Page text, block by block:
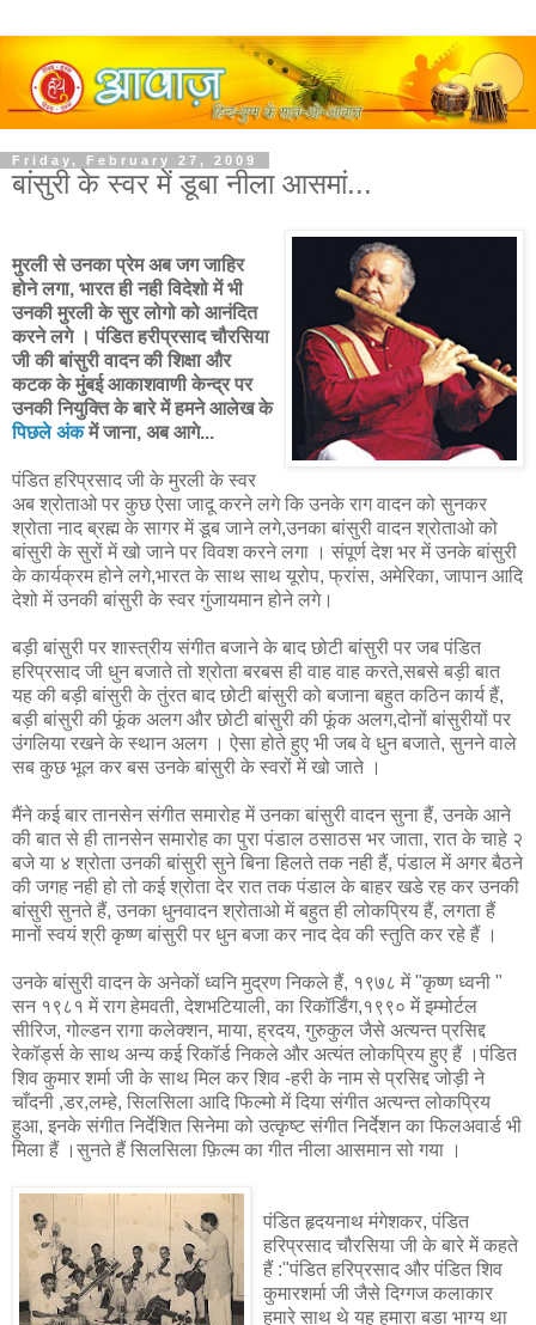
Friday, February 27, 2009
बांसुरी के स्वर में डूबा नीला आसमां...
मुरली से उनका प्रेम अब जग जाहिर
होने लगा, भारत ही नही विदेशो में भी
उनकी मुरली के सुर लोगो को आनंदित
करने लगे । पंडित हरीप्रसाद चौरसिया
जी की बांसुरी वादन की शिक्षा और
कटक के मुंबई आकाशवाणी केन्द्र पर
उनकी नियुक्ति के बारे में हमने आलेख के
पिछले अंकमें जाना, अब आगे...
पंडित हरिप्रसाद जी के मुरली के स्वर
अब श्रोताओ पर कुछ ऐसा जादू करने लगे कि उनके राग वादन को सुनकर
श्रोता नाद ब्रह्म के सागर में डूब जाने लगे,उनका बांसुरी वादन श्रोताओ को
बांसुरी के सुरों में खो जाने पर विवश करने लगा । संपूर्ण देश भर में उनके बांसुरी
के कार्यक्रम होने लगे,भारत के साथ साथ यूरोप, फ्रांस, अमेरिका, जापान आदि
देशो में उनकी बांसुरी के स्वर गुंजायमान होने लगे।
बड़ी बांसुरी पर शास्त्रीय संगीत बजाने के बाद छोटी बांसुरी पर जब पंडित
हरिप्रसाद जी धुन बजाते तो श्रोता बरबस ही वाह वाह करते,सबसे बड़ी बात
यह की बड़ी बांसुरी के तुंरत बाद छोटी बांसुरी को बजाना बहुत कठिन कार्य हैं,
बड़ी बांसुरी की फूंक अलग और छोटी बांसुरी की फूंक अलग,दोनों बांसुरीयों पर
उंगलिया रखने के स्थान अलग । ऐसा होते हुए भी जब वे धुन बजाते, सुनने वाले
सब कुछ भूल कर बस उनके बांसुरी के स्वरों में खो जाते ।
मैंने कई बार तानसेन संगीत समारोह में उनका बांसुरी वादन सुना हैं, उनके आने
की बात से ही तानसेन समारोह का पुरा पंडाल ठसाठस भर जाता, रात के चाहे २
बजे या ४ श्रोता उनकी बांसुरी सुने बिना हिलते तक नही हैं, पंडाल में अगर बैठने
की जगह नही हो तो कई श्रोता देर रात तक पंडाल के बाहर खडे रह कर उनकी
बांसुरी सुनते हैं, उनका धुनवादन श्रोताओ में बहुत ही लोकप्रिय हैं, लगता हैं
मानों स्वयं श्री कृष्ण बांसुरी पर धुन बजा कर नाद देव की स्तुति कर रहे हैं ।
उनके बांसुरी वादन के अनेकों ध्वनि मुद्रण निकले हैं, १९७८ में "कृष्ण ध्वनी "
सन १९८१ में राग हेमवती, देशभटियाली, का रिकॉर्डिंग,१९९० में इम्मोर्टल
सीरिज, गोल्डन रागा कलेक्शन, माया, ह्रदय, गुरुकुल जैसे अत्यन्त प्रसिद्द
रेकॉर्ड्स के साथ अन्य कई रिकॉर्ड निकले और अत्यंत लोकप्रिय हुए हैं ।पंडित
शिव कुमार शर्मा जी के साथ मिल कर शिव -हरी के नाम से प्रसिद्द जोड़ी ने
चाँदनी ,डर,लम्हे, सिलसिला आदि फिल्मो में दिया संगीत अत्यन्त लोकप्रिय
हुआ, इनके संगीत निर्देशित सिनेमा को उत्कृष्ट संगीत निर्देशन का फिलअवार्ड भी
मिला हैं ।सुनते हैं सिलसिला फ़िल्म का गीत नीला आसमान सो गया ।
पंडित हृदयनाथ मंगेशकर, पंडित
हरिप्रसाद चौरसिया जी के बारे में कहते
हैं :"पंडित हरिप्रसाद और पंडित शिव
कुमारशर्मा जी जैसे दिग्गज कलाकार
हमारे साथ थे यह हमारा बडा भाग्य था